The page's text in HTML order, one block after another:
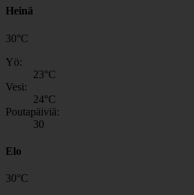
Heinä
30°C
Yö:
23°C
Vesi:
24°C
Poutapäiviä:
30
Elo
30°C